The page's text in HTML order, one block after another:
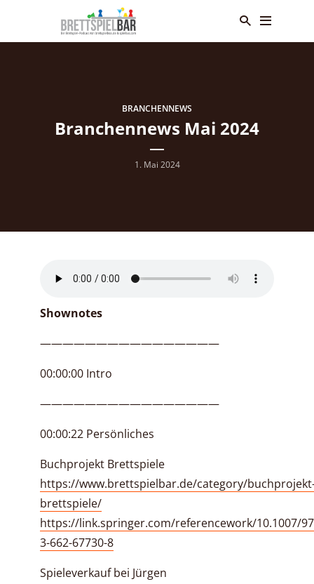
BRANCHENNEWS
Branchennews Mai 2024
1. Mai 2024
Shownotes
————————————————
00:00:00 Intro
————————————————
00:00:22 Persönliches
Buchprojekt Brettspiele
https://www.brettspielbar.de/category/
brettspiele/
https://link.springer.com/referencework/10.1007/
3-662-67730-8
Spieleverkauf bei Jürgen